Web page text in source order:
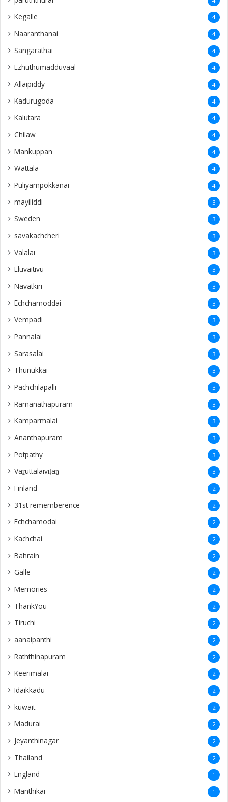
Kegalle 4
Naaranthanai 4
Sangarathai 4
Ezhuthumadduvaal 4
Allaipiddy 4
Kadurugoda 4
Kalutara 4
Chilaw 4
Mankuppan 4
Wattala 4
Puliyampokkanai 4
mayiliddi 3
Sweden 3
savakachcheri 3
Valalai 3
Eluvaitivu 3
Navatkiri 3
Echchamoddai 3
Vempadi 3
Pannalai 3
Sarasalai 3
Thunukkai 3
Pachchilapalli 3
Ramanathapuram 3
Kamparmalai 3
Ananthapuram 3
‎Potpathy 3
Vaṟuttalaiviḷāṉ 3
Finland 2
31st rememberence 2
Echchamodai 2
Kachchai 2
Bahrain 2
Galle 2
Memories 2
ThankYou 2
Tiruchi 2
aanaipanthi 2
Raththinapuram 2
Keerimalai 2
Idaikkadu 2
kuwait 2
Madurai 2
Jeyanthinagar 2
Thailand 2
England 1
Manthikai 1